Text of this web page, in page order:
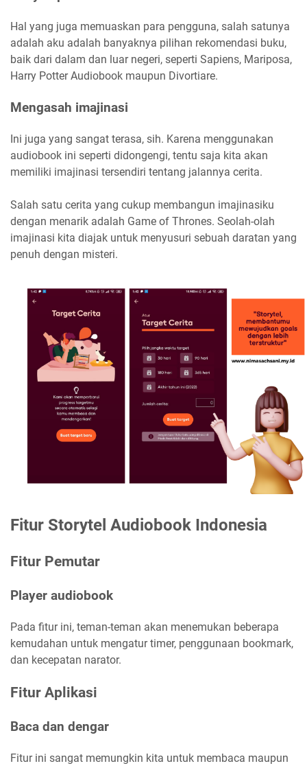
Hal yang juga memuaskan para pengguna, salah satunya
adalah aku adalah banyaknya pilihan rekomendasi buku,
baik dari dalam dan luar negeri, seperti Sapiens, Mariposa,
Harry Potter Audiobook maupun Divortiare.
Mengasah imajinasi
Ini juga yang sangat terasa, sih. Karena menggunakan
audiobook ini seperti didongengi, tentu saja kita akan
memiliki imajinasi tersendiri tentang jalannya cerita.
Salah satu cerita yang cukup membangun imajinasiku
dengan menarik adalah Game of Thrones. Seolah-olah
imajinasi kita diajak untuk menyusuri sebuah daratan yang
penuh dengan misteri.
Fitur Storytel Audiobook Indonesia
Fitur Pemutar
Player audiobook
Pada fitur ini, teman-teman akan menemukan beberapa
kemudahan untuk mengatur timer, penggunaan bookmark,
dan kecepatan narator.
Fitur Aplikasi
Baca dan dengar
Fitur ini sangat memungkin kita untuk membaca maupun